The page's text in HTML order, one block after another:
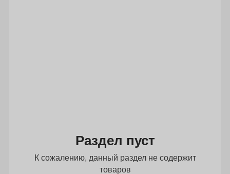
Раздел пуст
К сожалению, данный раздел не содержит
товаров